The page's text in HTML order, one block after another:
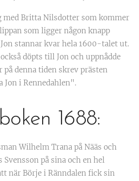
med Britta Nilsdotter som kommer
som ligger någon knapp
stannar kvar hela 1600-talet ut.
döpts till Jon och uppnådde
på denna tiden skrev prästen
Jon i Rennedahlen".
1688:
Wilhelm Trana på Nääs och
Svensson på sina och en hel
när Börje i Ränndalen fick sin